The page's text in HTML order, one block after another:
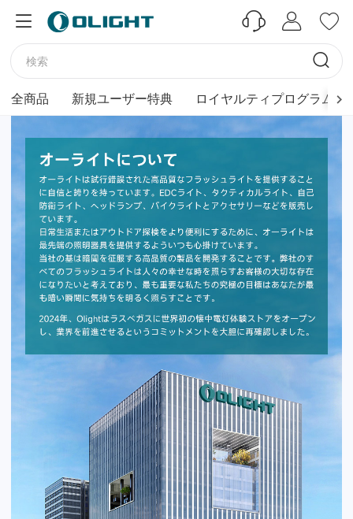
全商品 新規ユーザー特典 ロイヤルティプログラム